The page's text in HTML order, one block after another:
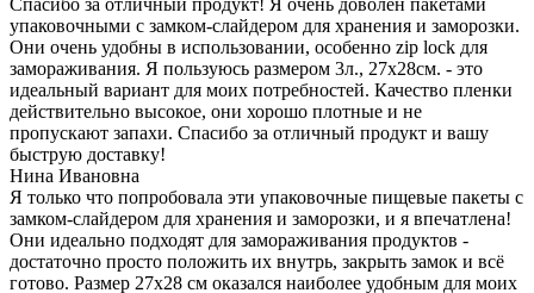
упаковочными с замком-слайдером для хранения и заморозки.
Они очень удобны в использовании, особенно zip lock для
замораживания. Я пользуюсь размером 3л., 27х28см. - это
идеальный вариант для моих потребностей. Качество пленки
действительно высокое, они хорошо плотные и не
пропускают запахи. Спасибо за отличный продукт и вашу
быструю доставку!
Нина Ивановна
Я только что попробовала эти упаковочные пищевые пакеты с
замком-слайдером для хранения и заморозки, и я впечатлена!
Они идеально подходят для замораживания продуктов -
достаточно просто положить их внутрь, закрыть замок и всё
готово. Размер 27х28 см оказался наиболее удобным для моих